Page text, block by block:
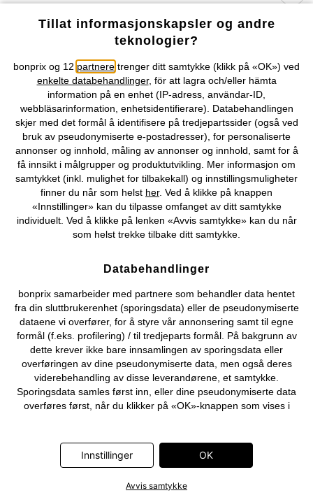
Topkategorier / Sesongvarer
Du kan også finne oss på
Kjøpsvilkår Personopplysninger Cookie-innstillinger
Om Oss Angre kjøp
2026 bonprix.
Tillat informasjonskapsler og andre
teknologier?
bonprix og 12 partnere trenger ditt samtykke (klikk på «OK») ved
enkelte databehandlinger, för att lagra och/eller hämta
information på en enhet (IP-adress, användar-ID,
webbläsarinformation, enhetsidentifierare). Databehandlingen
skjer med det formål å identifisere på tredjepartssider (også ved
bruk av pseudonymiserte e-postadresser), for personaliserte
annonser og innhold, måling av annonser og innhold, samt for å
få innsikt i målgrupper og produktutvikling. Mer informasjon om
samtykket (inkl. mulighet for tilbakekall) og innstillingsmuligheter
finner du når som helst her. Ved å klikke på knappen
«Innstillinger» kan du tilpasse omfanget av ditt samtykke
individuelt. Ved å klikke på lenken «Avvis samtykke» kan du når
som helst trekke tilbake ditt samtykke.
Databehandlinger
bonprix samarbeider med partnere som behandler data hentet
fra din sluttbrukerenhet (sporingsdata) eller de pseudonymiserte
dataene vi overfører, for å styre vår annonsering samt til egne
formål (f.eks. profilering) / til tredjeparts formål. På bakgrunn av
dette krever ikke bare innsamlingen av sporingsdata eller
overføringen av dine pseudonymiserte data, men også deres
viderebehandling av disse leverandørene, et samtykke.
Sporingsdata samles først inn, eller dine pseudonymiserte data
overføres først, når du klikker på «OK»-knappen som vises i
Communications GmbH, ID5 Technology Ltd, Meta Platforms
Ireland Ltd, Microsoft Ireland Operations Ltd, Pinterest Europe
Technologies UK Ltd. Ytterligere informasjon om
Innstillinger OK
Avvis samtykke